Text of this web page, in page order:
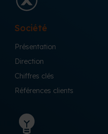
Société
Présentation
Direction
Chiffres clés
Références clients